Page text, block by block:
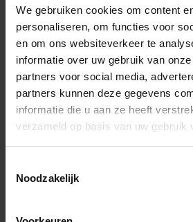
We gebruiken cookies om content
personaliseren, om functies voor
en om ons websiteverkeer te
informatie over uw gebruik van
partners voor social media,
partners kunnen deze gegevens
informatie die u aan ze heeft
verzameld op basis van uw gebruik
Noodzakelijk
Wil je graag een
Onze verkoopspecialisten staan
Di – Vr 09.00 –
Za 10.00 – 15.00
Downloads